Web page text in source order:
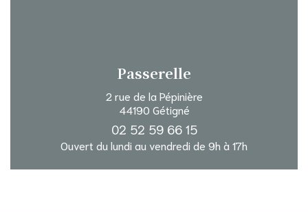
Passerelle
2 rue de la Pépinière
44190 Gétigné
02 52 59 66 15
Ouvert du lundi au vendredi de 9h à 17h